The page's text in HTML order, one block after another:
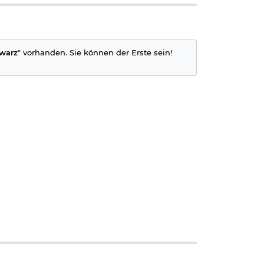
" vorhanden. Sie können der Erste sein!